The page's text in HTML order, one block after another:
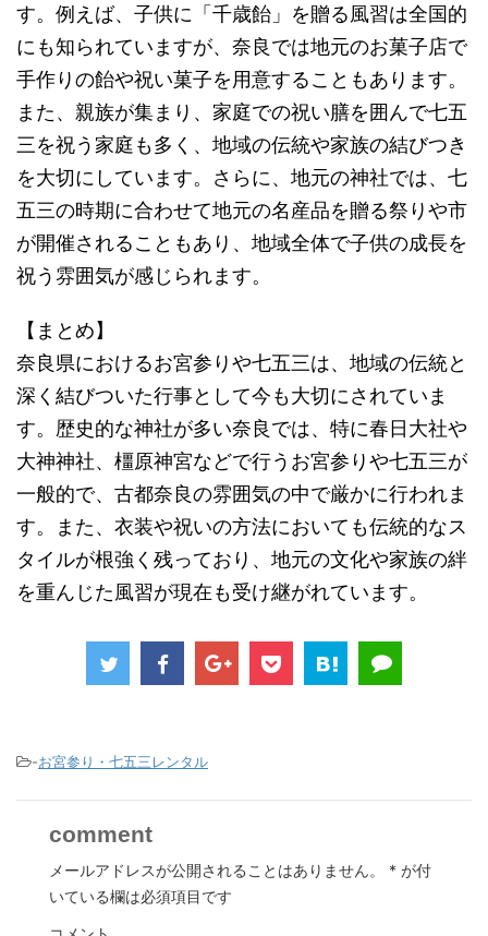
す。例えば、子供に「千歳飴」を贈る風習は全国的
にも知られていますが、奈良では地元のお菓子店で
手作りの飴や祝い菓子を用意することもあります。
また、親族が集まり、家庭での祝い膳を囲んで七五
三を祝う家庭も多く、地域の伝統や家族の結びつき
を大切にしています。さらに、地元の神社では、七
五三の時期に合わせて地元の名産品を贈る祭りや市
が開催されることもあり、地域全体で子供の成長を
祝う雰囲気が感じられます。
【まとめ】
奈良県におけるお宮参りや七五三は、地域の伝統と
深く結びついた行事として今も大切にされていま
す。歴史的な神社が多い奈良では、特に春日大社や
大神神社、橿原神宮などで行うお宮参りや七五三が
一般的で、古都奈良の雰囲気の中で厳かに行われま
す。また、衣装や祝いの方法においても伝統的なス
タイルが根強く残っており、地元の文化や家族の絆
を重んじた風習が現在も受け継がれています。
-お宮参り・七五三レンタル
comment
メールアドレスが公開されることはありません。 * が付
いている欄は必須項目です